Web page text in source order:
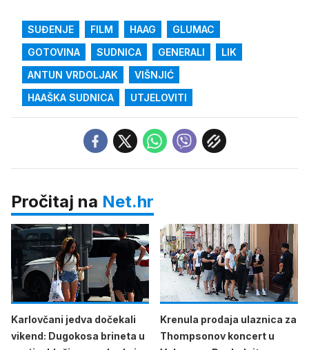
SUĐENJE FILM HAAG
GLUMAC
GOTOVINA
SUDNICA GENERALI
LIK
ANTUN VRDOLJAK
VIŠNJIĆ
HAAŠKA SUDNICA
UTJELOVITI
Pročitaj na Net.hr
Karlovčani jedva dočekali
vikend: Dugokosa brineta u
Krenula prodaja ulaznica za
Thompsonov koncert u